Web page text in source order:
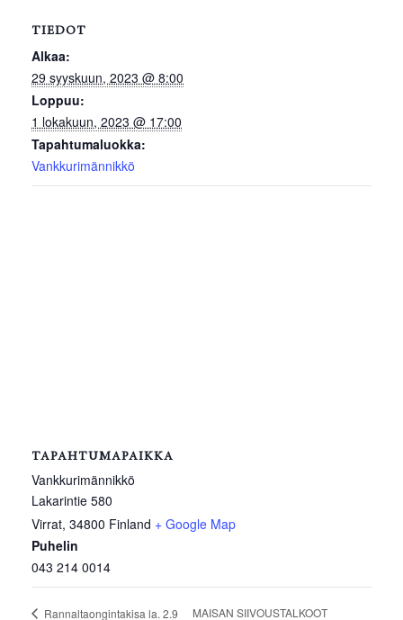
TIEDOT
Alkaa:
29 syyskuun, 2023 @ 8:00
Loppuu:
1 lokakuun, 2023 @ 17:00
Tapahtumaluokka:
Vankkurimännikkö
TAPAHTUMAPAIKKA
Vankkurimännikkö
Lakarintie 580
Virrat, 34800 Finland + Google Map
Puhelin
043 214 0014
Rannaltaongintakisa la. 2.9
MAISAN SIIVOUSTALKOOT